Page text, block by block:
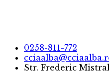
0258-811-772
Str. Frederic